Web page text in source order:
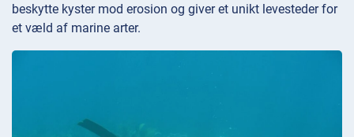
beskytte kyster mod erosion og giver et unikt levesteder for
et væld af marine arter.